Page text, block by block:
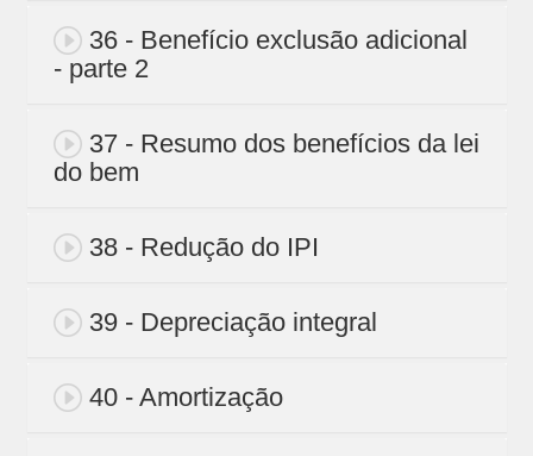
36 - Benefício exclusão adicional
- parte 2
37 - Resumo dos benefícios da lei
do bem
38 - Redução do IPI
39 - Depreciação integral
40 - Amortização